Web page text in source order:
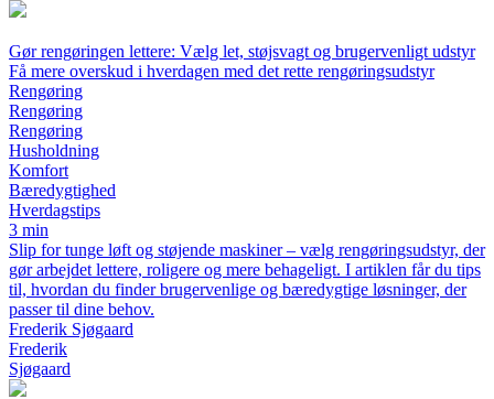
Gør rengøringen lettere: Vælg let, støjsvagt og brugervenligt udstyr
Få mere overskud i hverdagen med det rette rengøringsudstyr
Rengøring
Rengøring
Rengøring
Husholdning
Komfort
Bæredygtighed
Hverdagstips
3 min
Slip for tunge løft og støjende maskiner – vælg rengøringsudstyr, der
gør arbejdet lettere, roligere og mere behageligt. I artiklen får du tips
til, hvordan du finder brugervenlige og bæredygtige løsninger, der
passer til dine behov.
Frederik Sjøgaard
Frederik
Sjøgaard